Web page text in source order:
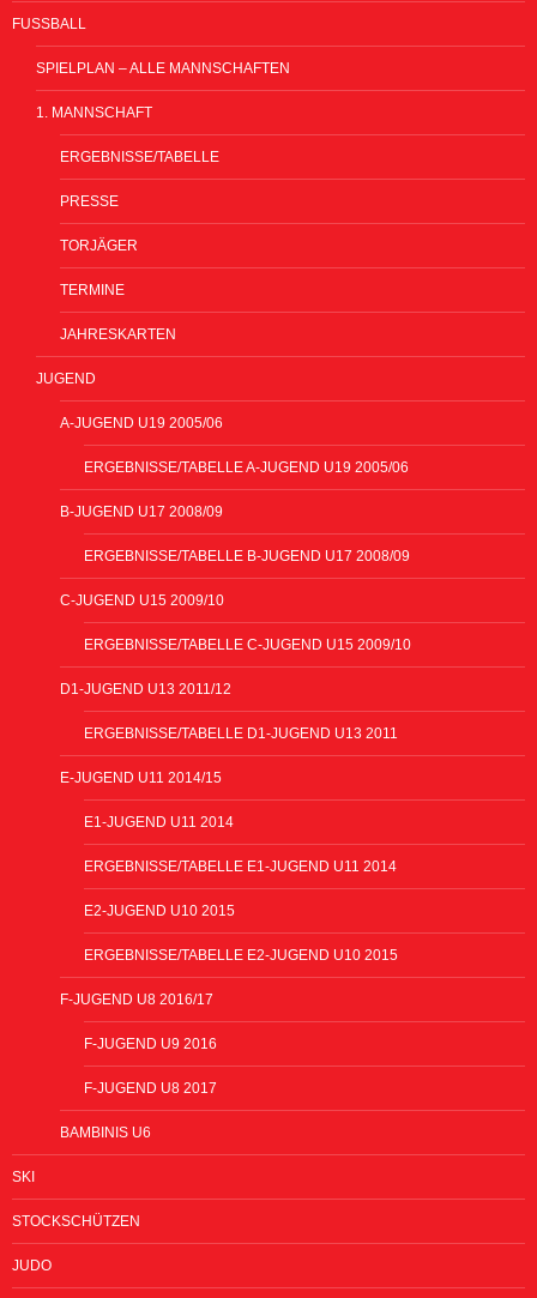
FUSSBALL
SPIELPLAN – ALLE MANNSCHAFTEN
1. MANNSCHAFT
ERGEBNISSE/TABELLE
PRESSE
TORJÄGER
TERMINE
JAHRESKARTEN
JUGEND
A-JUGEND U19 2005/06
ERGEBNISSE/TABELLE A-JUGEND U19 2005/06
B-JUGEND U17 2008/09
ERGEBNISSE/TABELLE B-JUGEND U17 2008/09
C-JUGEND U15 2009/10
ERGEBNISSE/TABELLE C-JUGEND U15 2009/10
D1-JUGEND U13 2011/12
ERGEBNISSE/TABELLE D1-JUGEND U13 2011
E-JUGEND U11 2014/15
E1-JUGEND U11 2014
ERGEBNISSE/TABELLE E1-JUGEND U11 2014
E2-JUGEND U10 2015
ERGEBNISSE/TABELLE E2-JUGEND U10 2015
F-JUGEND U8 2016/17
F-JUGEND U9 2016
F-JUGEND U8 2017
BAMBINIS U6
SKI
STOCKSCHÜTZEN
JUDO